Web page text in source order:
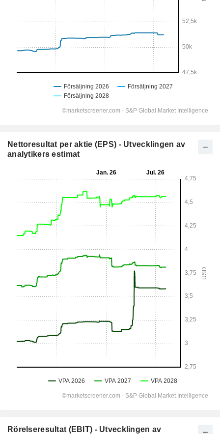
Nettoresultat per aktie (EPS) - Utvecklingen av
analytikers estimat
Rörelseresultat (EBIT) - Utvecklingen av